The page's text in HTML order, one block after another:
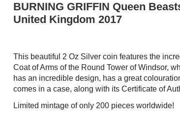
BURNING GRIFFIN Queen
United Kingdom 2017
This beautiful 2 Oz Silver coin features the
Coat of Arms of the Round Tower of Windsor,
has an incredible design, has a great
comes in a case, along with its Certificate of
Limited mintage of only 200 pieces worldwide!